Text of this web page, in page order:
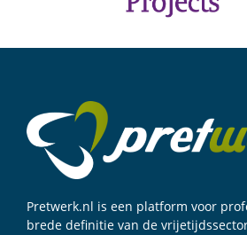
Pretwerk.nl is een platform voor
brede definitie van de